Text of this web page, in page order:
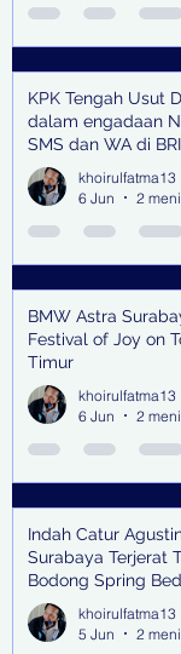
KPK Tengah Usut
dalam engadaan
SMS dan WA di
khoirulfatma13
6 Jun
2
BMW Astra
Festival of Joy on
Timur
khoirulfatma13
6 Jun
2
Indah Catur
Surabaya Terjerat
Bodong Spring
khoirulfatma13
5 Jun
2